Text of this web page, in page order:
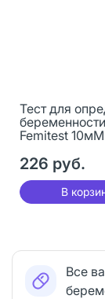
Тест для
беременности
Femitest
й струйный 1
226 руб.
В
Все